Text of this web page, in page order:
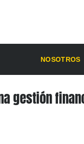
NOSOTROS
gestión